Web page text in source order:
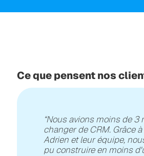
Ce que pensent nos
“Nous avions moins de 3
changer de CRM. Grâce à
Adrien et leur équipe,
pu construire en moins